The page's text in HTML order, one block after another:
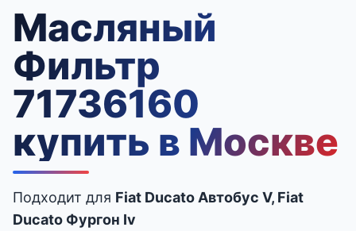
Масляный
Фильтр
71736160
купить в Москве
Подходит для Fiat Ducato Автобус V, Fiat
Ducato Фургон Iv